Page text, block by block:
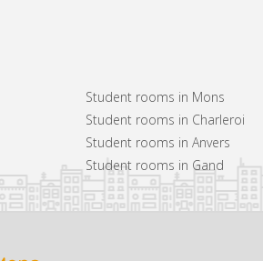
Student rooms in Mons
Student rooms in Charleroi
Student rooms in Anvers
Student rooms in Gand